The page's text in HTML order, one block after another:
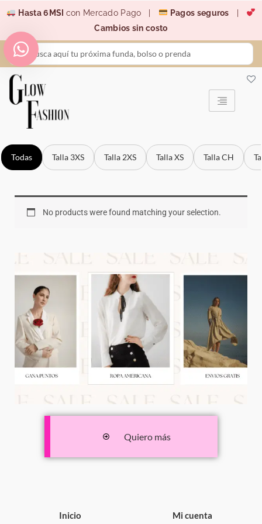
contenido
Hasta 6MSI con Mercado Pago | Pagos seguros
Cambios sin costo
Search
...
Todas Talla 3XS Talla 2XS Talla XS Talla CH
No products were found matching your selection.
Quiero más
Inicio Mi cuenta